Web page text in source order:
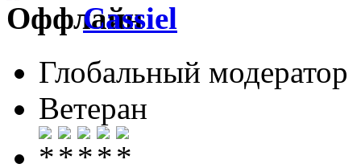
Cassiel
Глобальный модератор
Ветеран